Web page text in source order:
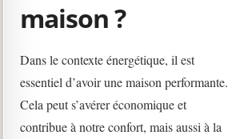
maison ?
Dans le contexte énergétique, il est
essentiel d’avoir une maison performante.
Cela peut s’avérer économique et
contribue à notre confort, mais aussi à la